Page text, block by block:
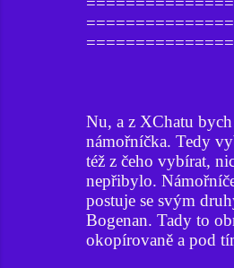
Nu, a z XChatu
námořníčka. Tedy
též z čeho vybírat,
nepřibylo.
postuje se svým
Bogenan. Tady to
okopírovaně a pod